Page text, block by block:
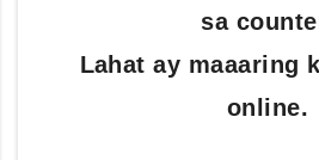
sa
Lahat ay maaaring
online.